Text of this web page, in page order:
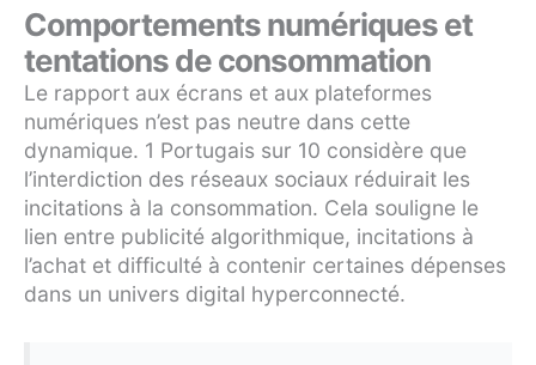
Comportements numériques et
tentations de consommation
Le rapport aux écrans et aux plateformes
numériques n’est pas neutre dans cette
dynamique. 1 Portugais sur 10 considère que
l’interdiction des réseaux sociaux réduirait les
incitations à la consommation. Cela souligne le
lien entre publicité algorithmique, incitations à
l’achat et difficulté à contenir certaines dépenses
dans un univers digital hyperconnecté.